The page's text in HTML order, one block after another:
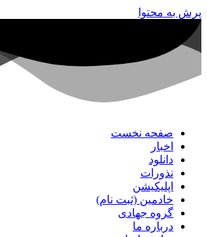
پرش به محتوا
صفحه نخست
اخبار
دانلود
نذورات
اپلیکیشن
خادمین (ثبت نام)
گروه جهادی
درباره ما